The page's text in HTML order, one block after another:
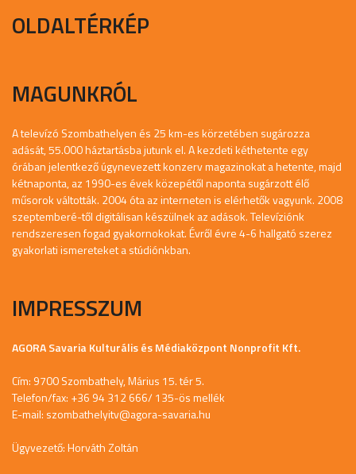
OLDALTÉRKÉP
MAGUNKRÓL
A televízó Szombathelyen és 25 km-es körzetében sugározza
adását, 55.000 háztartásba jutunk el. A kezdeti kéthetente egy
órában jelentkező úgynevezett konzerv magazinokat a hetente, majd
kétnaponta, az 1990-es évek közepétől naponta sugárzott élő
műsorok váltották. 2004 óta az interneten is elérhetők vagyunk. 2008
szeptemberé-től digitálisan készülnek az adások. Televíziónk
rendszeresen fogad gyakornokokat. Évről évre 4-6 hallgató szerez
gyakorlati ismereteket a stúdiónkban.
IMPRESSZUM
AGORA Savaria Kulturális és Médiaközpont Nonprofit Kft.
Cím: 9700 Szombathely, Márius 15. tér 5.
Telefon/fax: +36 94 312 666/ 135-ös mellék
E-mail: szombathelyitv@agora-savaria.hu
Ügyvezető: Horváth Zoltán